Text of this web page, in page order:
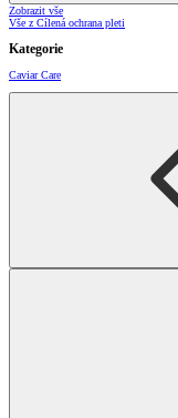
Zobrazit vše
Vše z Cílená ochrana pleti
Kategorie
Caviar Care